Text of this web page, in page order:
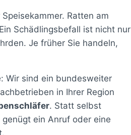
Ratten am
Schädlingsbefall ist nicht nur
Je früher Sie handeln,
Wir sind ein bundesweiter
in Ihrer Region
. Statt selbst
ein Anruf oder eine